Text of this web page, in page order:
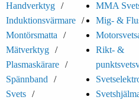
Handverktyg
Induktionsvärmare
Montörsmatta
Mätverktyg
Plasmaskärare
Spännband
Svets
MMA
Mig- &
Rikt- &